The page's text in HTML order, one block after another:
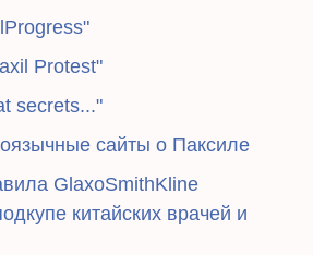
Protest"
secrets..."
сайты о Паксиле
GlaxoSmithKline
китайских врачей и